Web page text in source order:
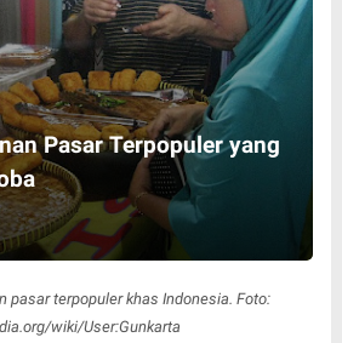
Pasar Terpopuler yang
pasar terpopuler khas Indonesia. Foto:
wiki/User:Gunkarta